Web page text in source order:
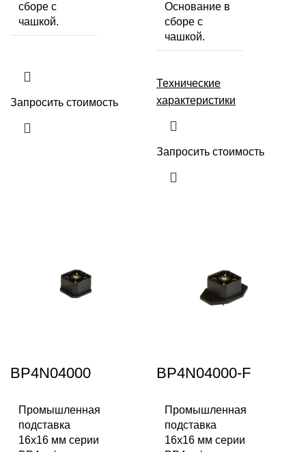
сборе с
чашкой.
Запросить стоимость
Основание в
сборе с
чашкой.
Технические
характеристики
Запросить стоимость
BP4N04000
Промышленная
подставка
16x16 мм серии
BP4N04000-F
Промышленная
подставка
16x16 мм серии